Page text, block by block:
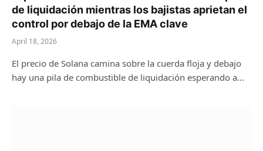
de liquidación mientras los bajistas aprietan el
control por debajo de la EMA clave
April 18, 2026
El precio de Solana camina sobre la cuerda floja y debajo
hay una pila de combustible de liquidación esperando a…